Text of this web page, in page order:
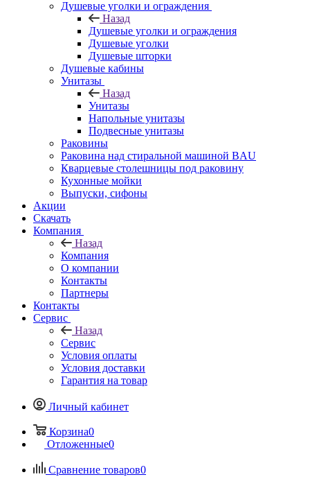
Душевые уголки и ограждения
Назад
Душевые уголки и ограждения
Душевые уголки
Душевые шторки
Душевые кабины
Унитазы
Назад
Унитазы
Напольные унитазы
Подвесные унитазы
Раковины
Раковина над стиральной машиной BAU
Кварцевые столешницы под раковину
Кухонные мойки
Выпуски, сифоны
Акции
Скачать
Компания
Назад
Компания
О компании
Контакты
Партнеры
Контакты
Сервис
Назад
Сервис
Условия оплаты
Условия доставки
Гарантия на товар
Личный кабинет
Корзина0
Отложенные0
Сравнение товаров0